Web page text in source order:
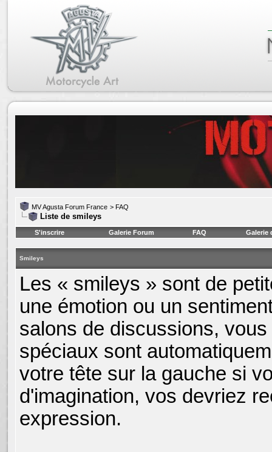
MV Agusta Forum France > FAQ
Liste de smileys
S'inscrire Galerie Forum FAQ Galerie
Smileys
Les « smileys » sont de
une émotion ou un
salons de discussions,
spéciaux sont
votre tête sur la gauche si
d'imagination, vos devriez
expression.